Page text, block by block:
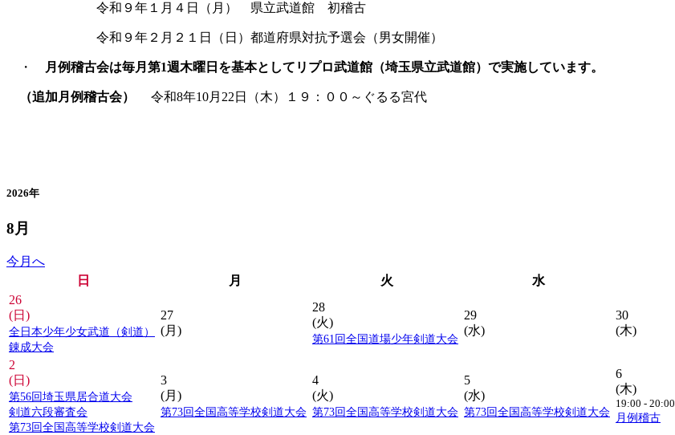
令和９年１月４日（月） 県立武道館 初稽古
令和９年２月２１日（日）都道府県対抗予選会（男女開催）
・ 月例稽古会は毎月第1週木曜日を基本としてリプロ武道館（埼玉県立武道館）で実施しています。
（追加月例稽古会） 令和8年10月22日（木）１９：００～ぐるる宮代
2026年
8月
今月へ
日
月 火 水
26
(日)
全日本少年少女武道（剣道）
錬成大会
27
(月)
28
(火)
第61回全国道場少年剣道大会
29
(水)
30
(木)
2
(日)
第56回埼玉県居合道大会
剣道六段審査会
第73回全国高等学校剣道大会
3
(月)
第73回全国高等学校剣道大会
4
(火)
第73回全国高等学校剣道大会
5
(水)
第73回全国高等学校剣道大会
6
(木)
19:00 - 20:00
月例稽古